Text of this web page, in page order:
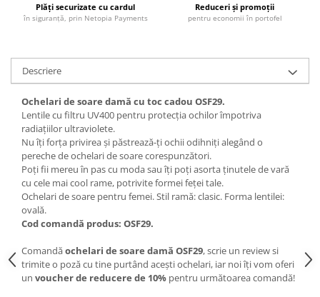
Plăți securizate cu cardul
în siguranță, prin Netopia Payments
Reduceri și promoții
pentru economii în portofel
Descriere
Ochelari de soare damă cu toc cadou OSF29.
Lentile cu filtru UV400 pentru protecția ochilor împotriva
radiațiilor ultraviolete.
Nu îți forța privirea și păstrează-ți ochii odihniți alegând o
pereche de ochelari de soare corespunzători.
Poți fii mereu în pas cu moda sau îți poți asorta ținutele de vară
cu cele mai cool rame, potrivite formei feței tale.
Ochelari de soare pentru femei. Stil ramă: clasic. Forma lentilei:
ovală.
Cod comandă produs: OSF29.
Comandăochelari de soare damă OSF29, scrie un review si
trimite o poză cu tine purtând acești ochelari, iar noi îți vom oferi
un voucher de reducere de 10% pentru următoarea comandă!